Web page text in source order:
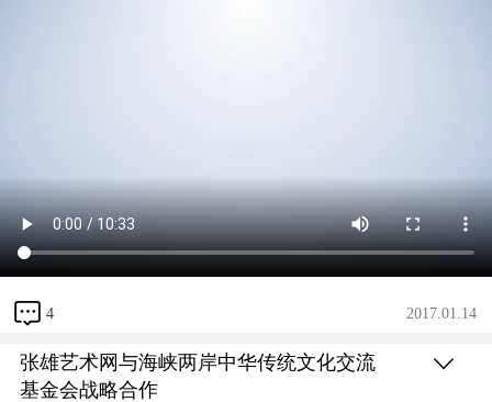
4 2017.01.14
张雄艺术网与海峡两岸中华传统文化交流
基金会战略合作